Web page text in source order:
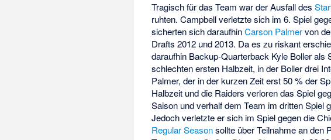
Tragisch für das Team war der Ausfall des
ruhten. Campbell verletzte sich im 6. Spiel
sicherten sich daraufhinCarson Palmervon
Drafts 2012 und 2013. Da es zu riskant
daraufhin Backup-Quarterback Kyle Bollerals
schlechten ersten Halbzeit, in der Boller drei
Palmer, der in der kurzen Zeit erst 50 % der
Halbzeit und die Raiders verloren das Spiel
Saison und verhalf dem Team im dritten Spiel
Jedoch verletzte er sich im Spiel gegen die
Regular Seasonsollte über Teilnahme an den